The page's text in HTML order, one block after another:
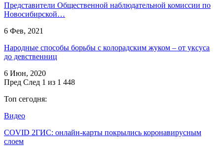
Представители Общественной наблюдательной комиссии по
Новосибирской…
6 Фев, 2021
Народные способы борьбы с колорадским жуком – от уксуса
до девственниц
6 Июн, 2020
Пред След 1 из 1 448
Топ сегодня:
Видео
COVID 2ГИС: онлайн-карты покрылись коронавирусным
слоем